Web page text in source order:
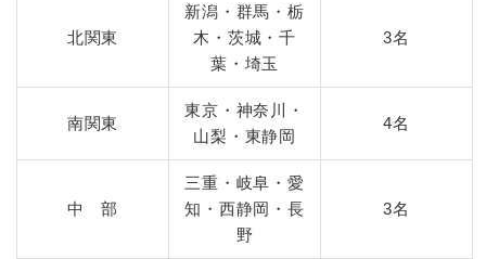
北関東
新潟・群馬・栃
木・茨城・千
葉・埼玉
3名
南関東
東京・神奈川・
山梨・東静岡
4名
中 部
三重・岐阜・愛
知・西静岡・長
野
3名